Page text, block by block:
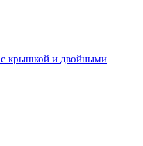
крышкой и двойными